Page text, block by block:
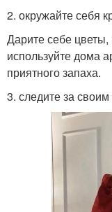
2. окружайте себя
Дарите себе
используйте дома
приятного запаха.
3. следите за